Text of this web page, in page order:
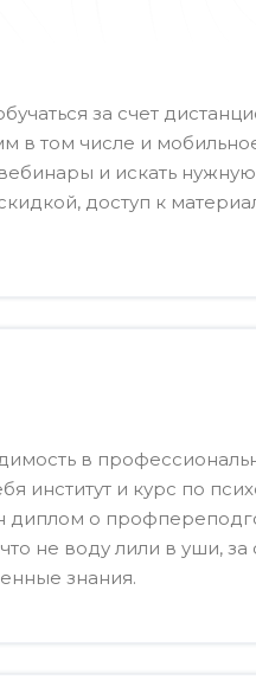
за счет
в том числе и
и искать
доступ к
в
институт и курс по
о
не воду лили в уши, за
знания.